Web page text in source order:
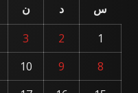
س د ن
1
2
3
8
9
10